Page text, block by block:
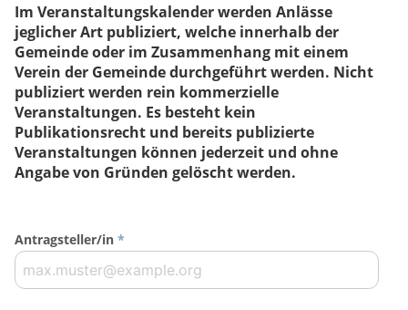
Im Veranstaltungskalender werden Anlässe
jeglicher Art publiziert, welche innerhalb der
Gemeinde oder im Zusammenhang mit einem
Verein der Gemeinde durchgeführt werden. Nicht
publiziert werden rein kommerzielle
Veranstaltungen. Es besteht kein
Publikationsrecht und bereits publizierte
Veranstaltungen können jederzeit und ohne
Angabe von Gründen gelöscht werden.
Antragsteller/in *